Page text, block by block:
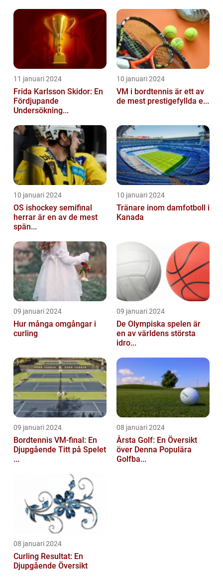
11 januari 2024
Frida Karlsson Skidor: En
Fördjupande
Undersökning...
10 januari 2024
VM i bordtennis är ett av
de mest prestigefyllda e...
10 januari 2024
OS ishockey semifinal
herrar är en av de mest
spän...
10 januari 2024
Tränare inom damfotboll i
Kanada
09 januari 2024
Hur många omgångar i
curling
09 januari 2024
De Olympiska spelen är
en av världens största
idro...
09 januari 2024
Bordtennis VM-final: En
Djupgående Titt på Spelet
...
08 januari 2024
Årsta Golf: En Översikt
över Denna Populära
Golfba...
08 januari 2024
Curling Resultat: En
Djupgående Översikt